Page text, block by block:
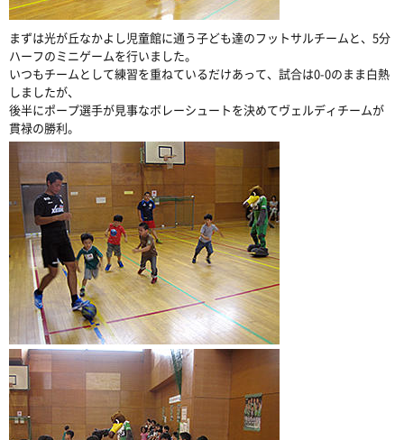
まずは光が丘なかよし児童館に通う子ども達のフットサルチームと、5分
ハーフのミニゲームを行いました。
いつもチームとして練習を重ねているだけあって、試合は0-0のまま白熱
しましたが、
後半にポープ選手が見事なボレーシュートを決めてヴェルディチームが
貫禄の勝利。